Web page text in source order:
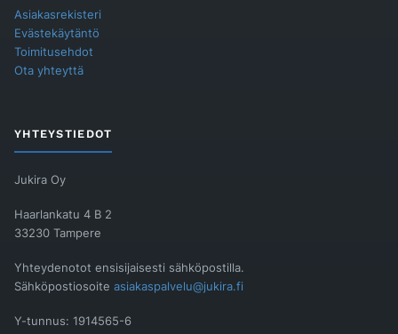
Asiakasrekisteri
Evästekäytäntö
Toimitusehdot
Ota yhteyttä
YHTEYSTIEDOT
Jukira Oy
Haarlankatu 4 B 2
33230 Tampere
Yhteydenotot ensisijaisesti sähköpostilla.
Sähköpostiosoite asiakaspalvelu@jukira.fi
Y-tunnus: 1914565-6